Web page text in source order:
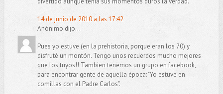
14 de junio de 2010 a las 17:42
Anónimo dijo...
Pues yo estuve (en la prehistoria, porque eran los 70) y
disfruté un montón. Tengo unos recuerdos mucho mejores
que los tuyos!! Tambien tenemos un grupo en facebook,
para encontrar gente de aquella época: "Yo estuve en
comillas con el Padre Carlos".